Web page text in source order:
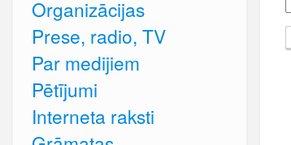
Organizācijas
Prese, radio, TV
Par medijiem
Pētījumi
Interneta raksti